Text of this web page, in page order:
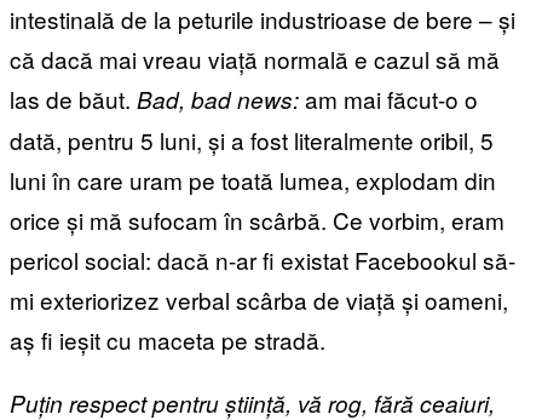
intestinală de la peturile industrioase de bere – și
că dacă mai vreau viață normală e cazul să mă
las de băut. Bad, bad news:am mai făcut-o o
dată, pentru 5 luni, și a fost literalmente oribil, 5
luni în care uram pe toată lumea, explodam din
orice și mă sufocam în scârbă. Ce vorbim, eram
pericol social: dacă n-ar fi existat Facebookul să-
mi exteriorizez verbal scârba de viață și oameni,
aș fi ieșit cu maceta pe stradă.
Puțin respect pentru știință, vă rog, fără ceaiuri,